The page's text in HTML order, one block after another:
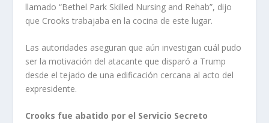
llamado “Bethel Park Skilled Nursing and Rehab”, dijo
que Crooks trabajaba en la cocina de este lugar.
Las autoridades aseguran que aún investigan cuál pudo
ser la motivación del atacante que disparó a Trump
desde el tejado de una edificación cercana al acto del
expresidente.
Crooks fue abatido por el Servicio Secreto